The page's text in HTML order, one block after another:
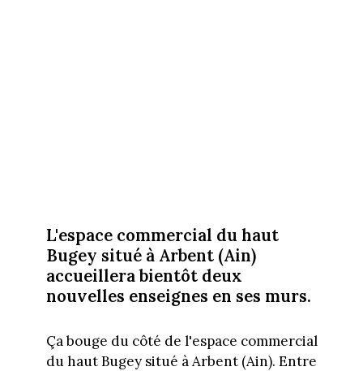
L'espace commercial du haut
Bugey situé à Arbent (Ain)
accueillera bientôt deux
nouvelles enseignes en ses murs.
Ça bouge du côté de l'espace commercial
du haut Bugey situé à Arbent (Ain). Entre